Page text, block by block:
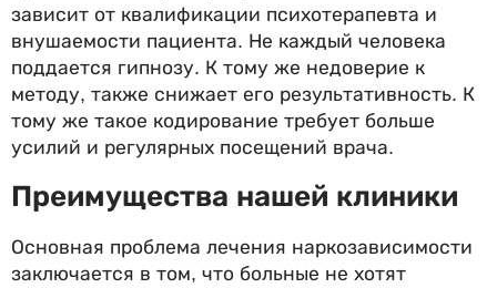
зависит от квалификации психотерапевта и
внушаемости пациента. Не каждый человека
поддается гипнозу. К тому же недоверие к
методу, также снижает его результативность. К
тому же такое кодирование требует больше
усилий и регулярных посещений врача.
Преимущества нашей клиники
Основная проблема лечения наркозависимости
заключается в том, что больные не хотят